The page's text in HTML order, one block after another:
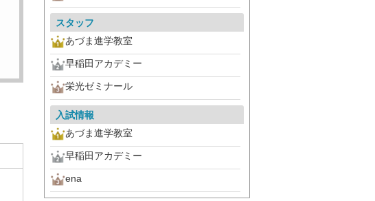
スタッフ
あづま進学教室
早稲田アカデミー
栄光ゼミナール
入試情報
あづま進学教室
早稲田アカデミー
ena